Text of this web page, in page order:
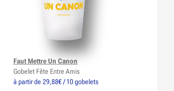
à partir de 29,88€ / 10 gobelets
Faut Mettre Un Canon
Gobelet Fête Entre Amis